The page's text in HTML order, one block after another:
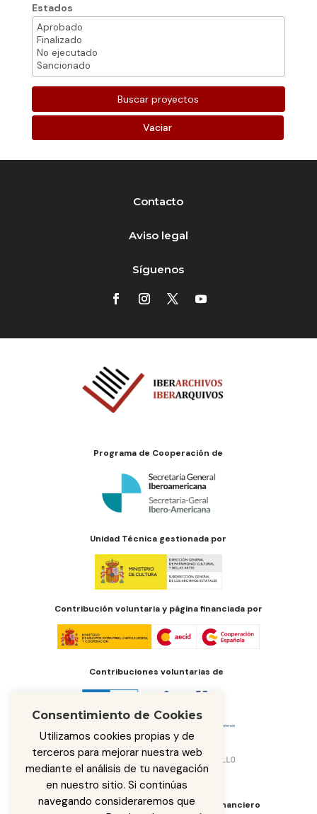
Estados
Vaciar
Contacto
Aviso legal
Síguenos
Programa de Cooperación de
Unidad Técnica gestionada por
Contribución voluntaria y página financiada por
Contribuciones voluntarias de
Órgano de administración del fondo financiero
Consentimiento de Cookies
Utilizamos cookies propias y de
terceros para mejorar nuestra web
mediante el análisis de tu navegación
en nuestro sitio. Si continúas
navegando consideraremos que